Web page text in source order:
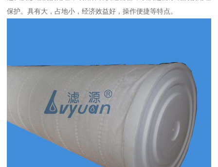
保护。具有大，占地小，经济效益好，操作便捷等特点。